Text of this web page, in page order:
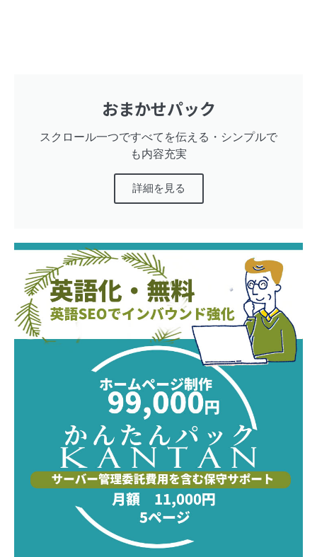
おまかせパック
スクロール一つですべてを伝える・シンプルで
も内容充実
詳細を見る